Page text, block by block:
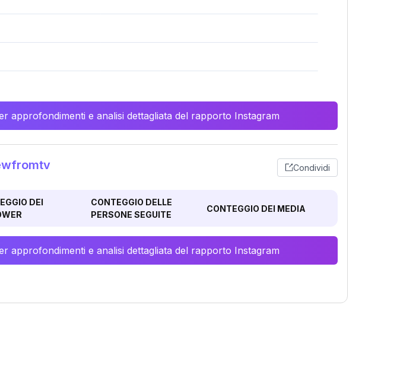
approfondimenti e analisi dettagliata del rapporto Instagram
Condividi
DEI
CONTEGGIO DELLE
PERSONE SEGUITE
CONTEGGIO DEI MEDIA
approfondimenti e analisi dettagliata del rapporto Instagram